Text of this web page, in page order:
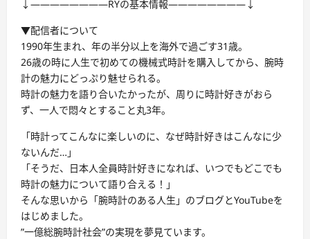
↓————————RYの基本情報————————↓
▼配信者について
1990年生まれ、年の半分以上を海外で過ごす31歳。
26歳の時に人生で初めての機械式時計を購入してから、腕時
計の魅力にどっぷり魅せられる。
時計の魅力を語り合いたかったが、周りに時計好きがおら
ず、一人で悶々とすること丸3年。
「時計ってこんなに楽しいのに、なぜ時計好きはこんなに少
ないんだ…」
「そうだ、日本人全員時計好きになれば、いつでもどこでも
時計の魅力について語り合える！」
そんな思いから「腕時計のある人生」のブログとYouTubeを
はじめました。
”一億総腕時計社会”の実現を夢見ています。